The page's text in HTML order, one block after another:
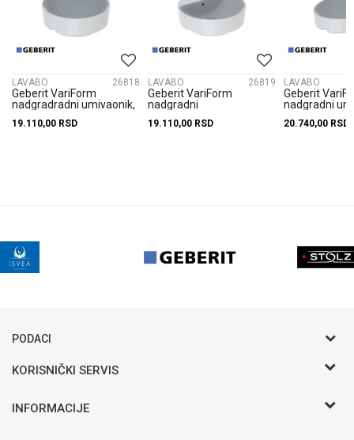
LAVABO 26818
Geberit VariForm
nadgradradni umivaonik,
500.768.01.2
19.110,00 RSD
LAVABO 26819
Geberit VariForm
nadgradni
500.769.01.2
19.110,00 RSD
LAVABO
Geberit
nadgradni
500.771...
20.740,00 RSD
PODACI
KORISNIČKI SERVIS
Saveti
INFORMACIJE